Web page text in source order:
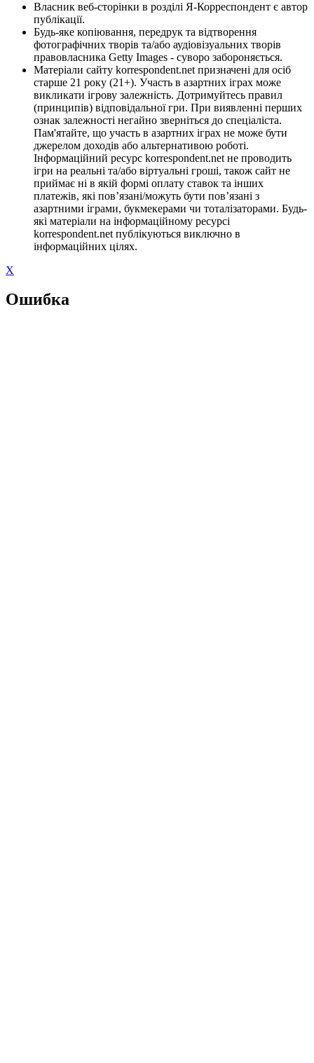
Власник веб-сторінки в розділі Я-Корреспондент є автор
публікації.
Будь-яке копіювання, передрук та відтворення
фотографічних творів та/або аудіовізуальних творів
правовласника Getty Images - суворо забороняється.
Матеріали сайту korrespondent.net призначені для осіб
старше 21 року (21+). Участь в азартних іграх може
викликати ігрову залежність. Дотримуйтесь правил
(принципів) відповідальної гри. При виявленні перших
ознак залежності негайно зверніться до спеціаліста.
Пам'ятайте, що участь в азартних іграх не може бути
джерелом доходів або альтернативою роботі.
Інформаційний ресурс korrespondent.net не проводить
ігри на реальні та/або віртуальні гроші, також сайт не
приймає ні в якій формі оплату ставок та інших
платежів, які пов’язані/можуть бути пов’язані з
азартними іграми, букмекерами чи тоталізаторами. Будь-
які матеріали на інформаційному ресурсі
korrespondent.net публікуються виключно в
інформаційних цілях.
X
Ошибка